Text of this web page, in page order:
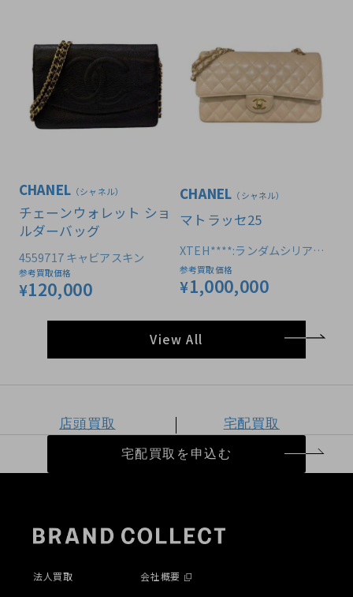
CHANEL （シャネル）
チェーンウォレット ショ
ルダーバッグ
4559717 キャビアスキン
参考買取価格
¥120,000
CHANEL （シャネル）
マトラッセ25
XTEH****:ランダムシリアル
(2021年以降） キャビアスキ
ン
参考買取価格
¥1,000,000
View All
店頭買取 宅配買取
宅配買取を申込む
法人買取
会社概要